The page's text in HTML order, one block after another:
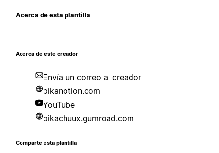
Acerca de esta plantilla
Acerca de este creador
Envía un correo al creador
pikanotion.com
YouTube
pikachuux.gumroad.com
Comparte esta plantilla